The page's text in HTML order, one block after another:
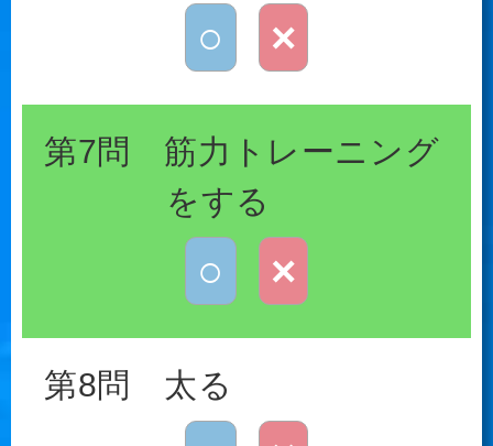
○ ×
第7問 筋力トレーニング
をする
○ ×
第8問 太る